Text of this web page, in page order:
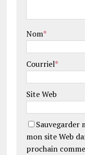
Nom*
Courriel*
Site Web
Sauvegarder
mon site Web
prochain